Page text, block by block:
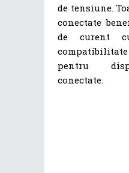
de tensiune.
conectate
de curent
pentru
conectate.